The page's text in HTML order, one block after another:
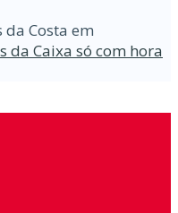
da Costa em
da Caixa só com hora